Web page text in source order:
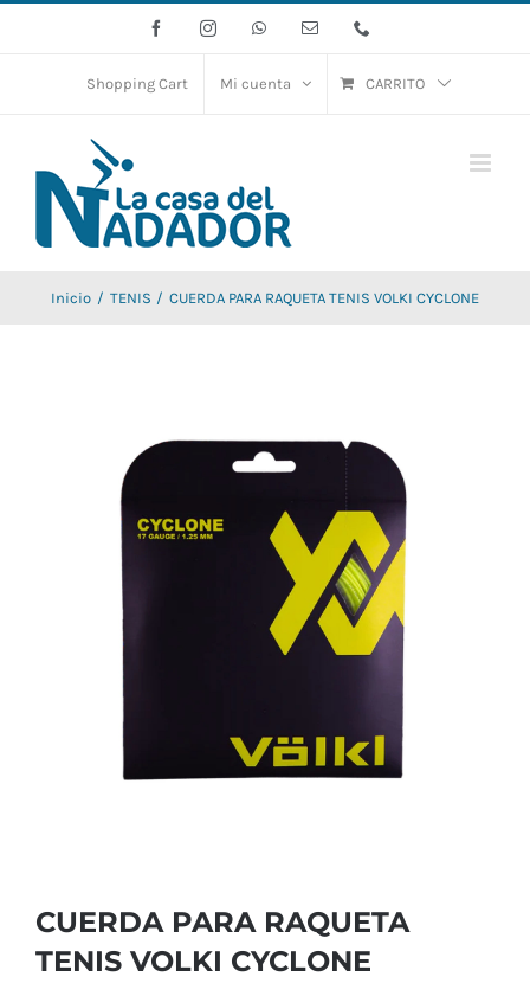
FacebookInstagramWhatsAppCorreo
Shopping Cart Mi cuenta CARRITO
Inicio TENIS CUERDA PARA RAQUETA TENIS VOLKI CYCLONE
CUERDA PARA RAQUETA
TENIS VOLKI CYCLONE